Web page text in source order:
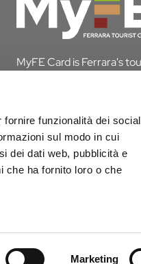
funzionalità dei social
sul modo in cui
dei dati web, pubblicità e
che ha fornito loro o che
Marketing
MyFE Card is Ferrara's
in Ferrara, you are
DISCOVER MYFE CARD